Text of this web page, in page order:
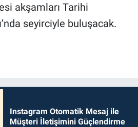
akşamları Tarihi
seyirciyle buluşacak.
Instagram Otomatik Mesaj ile
Müşteri İletişimini Güçlendirme